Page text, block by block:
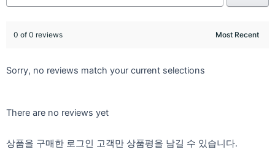
0 of 0 reviews
Sorry, no reviews match your current selections
There are no reviews yet
상품을 구매한 로그인 고객만 상품평을 남길 수 있습니다.